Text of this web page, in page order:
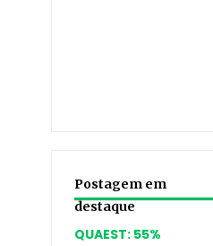
Postagem em
destaque
QUAEST: 55%